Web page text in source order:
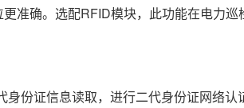
确。选配RFID模块，此功能在电力巡
份证信息读取，进行二代身份证网络认